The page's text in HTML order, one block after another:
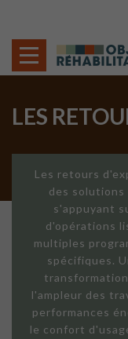
LES
Les retours
des
s'appuyant
d'opérations
multiples
spécifiques.
l'ampleur des
performances
le confort